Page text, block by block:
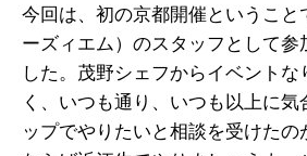
今回は、初の京都開催ということ
ーズィエム）のスタッフとして参
した。茂野シェフからイベント
く、いつも通り、いつも以上に
ップでやりたいと相談を受けたの